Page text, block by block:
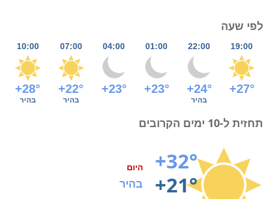
לפי שעה
19:00
22:00
01:00
04:00
07:00
10:00
+27°
+24°
+23°
+23°
+22°
+28°
בהיר בהיר בהיר
תחזית ל-10 ימים הקרובים
+32°
+21°
היום
בהיר